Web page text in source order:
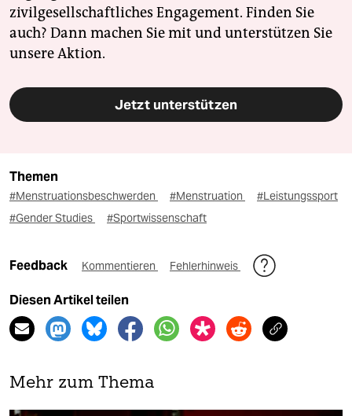
zivilgesellschaftliches Engagement. Finden Sie
auch? Dann machen Sie mit und unterstützen Sie
unsere Aktion.
Jetzt unterstützen
Themen
#Menstruationsbeschwerden #Menstruation
#Leistungssport
#Gender Studies
#Sportwissenschaft
Feedback Kommentieren Fehlerhinweis
Diesen Artikel teilen
Mehr zum Thema